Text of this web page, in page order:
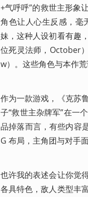
+气呼呼”的救世主形象
角色让人心生反感，毫
妹，这种人设初看有趣
位死灵法师，October
w）。这些角色与本作
作为一款游戏，《克苏
子“救世主杂牌军”在一
品掉落而言，有些内容
G 布局，主角团与对手
也许我的表述会让你觉
各具特色，敌人类型丰